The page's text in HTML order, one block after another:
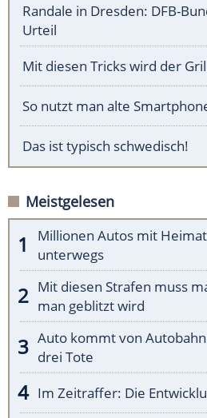
Randale in Dresden: DFB-
Urteil
Mit diesen Tricks wird der
So nutzt man alte
Das ist typisch schwedisch!
Meistgelesen
Millionen Autos mit
unterwegs
Mit diesen Strafen muss
man geblitzt wird
Auto kommt von
drei Tote
Im Zeitraffer: Die